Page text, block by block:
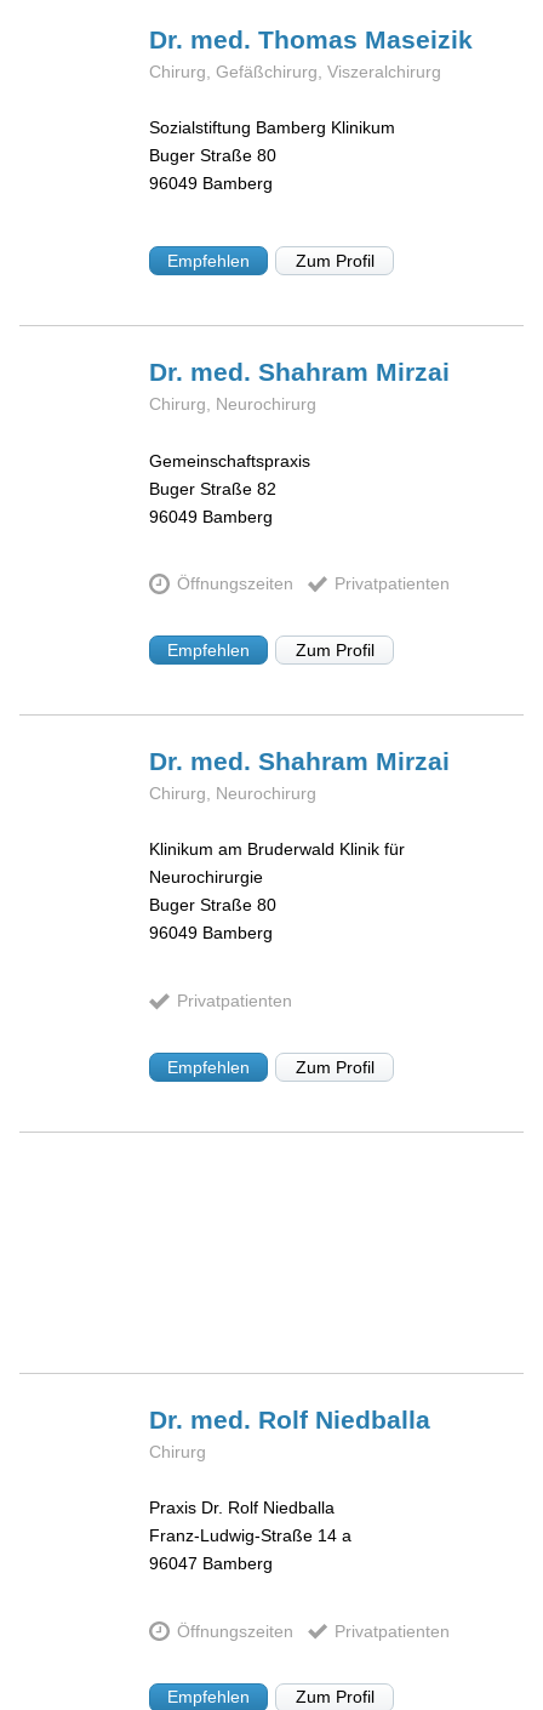
Dr. med. Thomas Maseizik
Chirurg, Gefäßchirurg, Viszeralchirurg
Sozialstiftung Bamberg Klinikum
Buger Straße 80
96049 Bamberg
Empfehlen Zum Profil
Dr. med. Shahram Mirzai
Chirurg, Neurochirurg
Gemeinschaftspraxis
Buger Straße 82
96049 Bamberg
Öffnungszeiten Privatpatienten
Empfehlen Zum Profil
Dr. med. Shahram Mirzai
Chirurg, Neurochirurg
Klinikum am Bruderwald Klinik für
Neurochirurgie
Buger Straße 80
96049 Bamberg
Privatpatienten
Empfehlen Zum Profil
Dr. med. Rolf Niedballa
Chirurg
Praxis Dr. Rolf Niedballa
Franz-Ludwig-Straße 14 a
96047 Bamberg
Öffnungszeiten Privatpatienten
Empfehlen Zum Profil